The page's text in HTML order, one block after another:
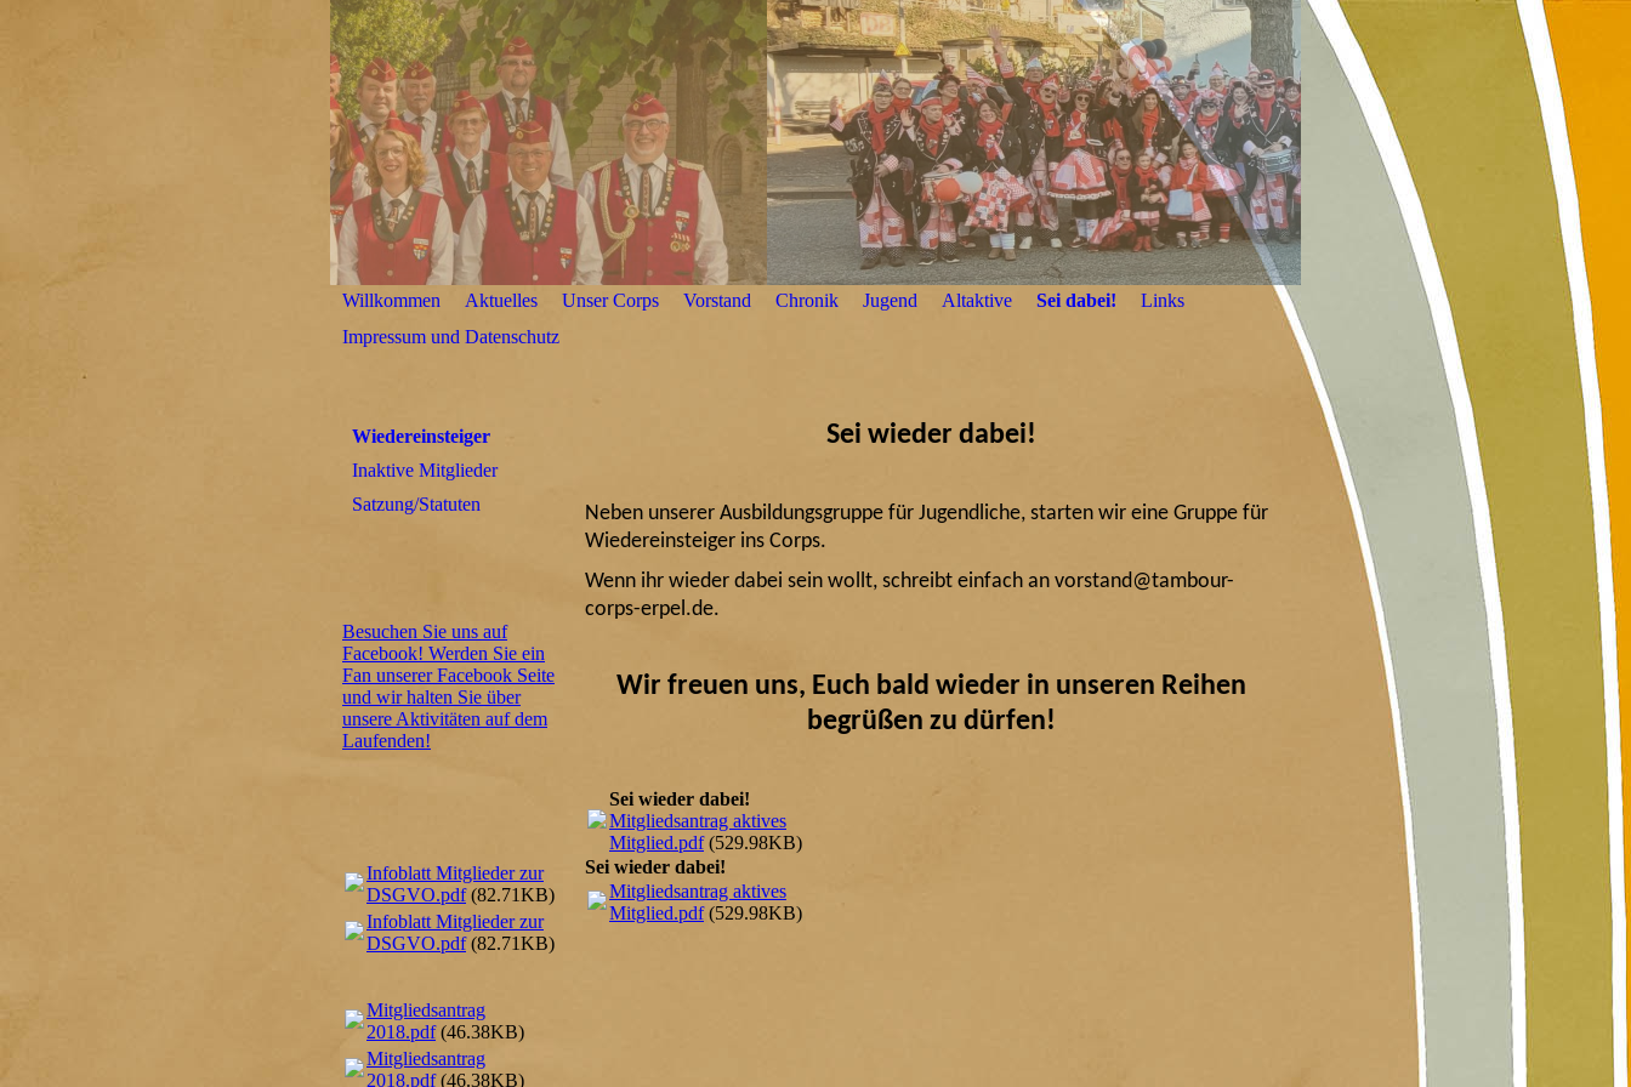
Willkommen Aktuelles Unser Corps Vorstand Chronik Jugend Altaktive Sei dabei!
Links
Impressum und Datenschutz
Wiedereinsteiger
Inaktive Mitglieder
Satzung/Statuten
Besuchen Sie uns auf
Facebook! Werden Sie ein
Fan unserer Facebook Seite
und wir halten Sie über
unsere Aktivitäten auf dem
Laufenden!
Infoblatt Mitglieder zur
DSGVO.pdf(82.71KB)
Infoblatt Mitglieder zur
DSGVO.pdf(82.71KB)
Mitgliedsantrag
2018.pdf(46.38KB)
Mitgliedsantrag
2018.pdf(46.38KB)
Sei wieder dabei!
Neben unserer Ausbildungsgruppe für Jugendliche, starten wir eine Gruppe für
Wiedereinsteiger ins Corps.
Wenn ihr wieder dabei sein wollt, schreibt einfach an vorstand@tambour-
corps-erpel.de.
Wir freuen uns, Euch bald wieder in unseren Reihen
begrüßen zu dürfen!
Sei wieder dabei!
Mitgliedsantrag aktives
Mitglied.pdf(529.98KB)
Sei wieder dabei!
Mitgliedsantrag aktives
Mitglied.pdf(529.98KB)